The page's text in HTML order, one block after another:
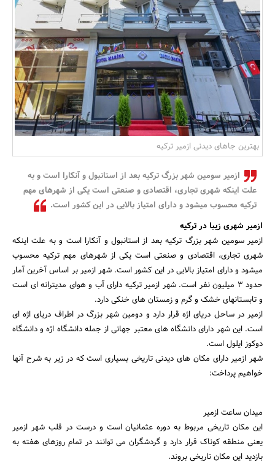
بانک، بیمه و سرمایه
مسکن و ساختمان
بهترین جاهای دیدنی ازمیر ترکیه
ازمیر سومین شهر بزرگ ترکیه بعد از استانبول و آنکارا است و به
علت اینکه شهری تجاری، اقتصادی و صنعتی است یکی از شهرهای مهم
ترکیه محسوب میشود و دارای امتیاز بالایی در این کشور است.
ازمیر شهری زیبا در ترکیه
ازمیر سومین شهر بزرگ ترکیه بعد از استانبول و آنکارا است و به علت اینکه
شهری تجاری، اقتصادی و صنعتی است یکی از شهرهای مهم ترکیه محسوب
میشود و دارای امتیاز بالایی در این کشور است. شهر ازمیر بر اساس آخرین آمار
حدود 3 میلیون نفر است. شهر ازمیر ترکیه دارای آب و هوای مدیترانه ای است
و تابستانهای خشک و گرم و زمستان های خنکی دارد.
ازمیر در ساحل دریای اژه قرار دارد و دومین شهر بزرگ در اطراف دریای اژه ای
است. این شهر دارای دانشگاه های معتبر جهانی از جمله دانشگاه اژه و دانشگاه
دوکوز ایلول است.
شهر ازمیر دارای مکان های دیدنی تاریخی بسیاری است که در زیر به شرح آنها
خواهیم پرداخت:
میدان ساعت ازمیر
این مکان تاریخی مربوط به دوره عثمانیان است و درست در قلب شهر ازمیر
یعنی منطقه کوناک قرار دارد و گردشگران می توانند در تمام روزهای هفته به
بازدید این مکان تاریخی بروند.